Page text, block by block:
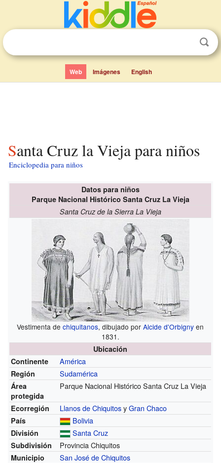
Web Imágenes English
Santa Cruz la Vieja para niños
Enciclopedia para niños
Datos para niños
Parque Nacional Histórico Santa Cruz La Vieja
Santa Cruz de la Sierra La Vieja
Vestimenta dechiquitanos, dibujado porAlcide d'Orbigny en
1831.
Ubicación
Continente
América
Región Sudamérica
Área
protegida
Parque Nacional Histórico Santa Cruz La Vieja
Ecorregión Llanos de ChiquitosyGran Chaco
País Bolivia
División Santa Cruz
Subdivisión Provincia Chiquitos
Municipio San José de Chiquitos